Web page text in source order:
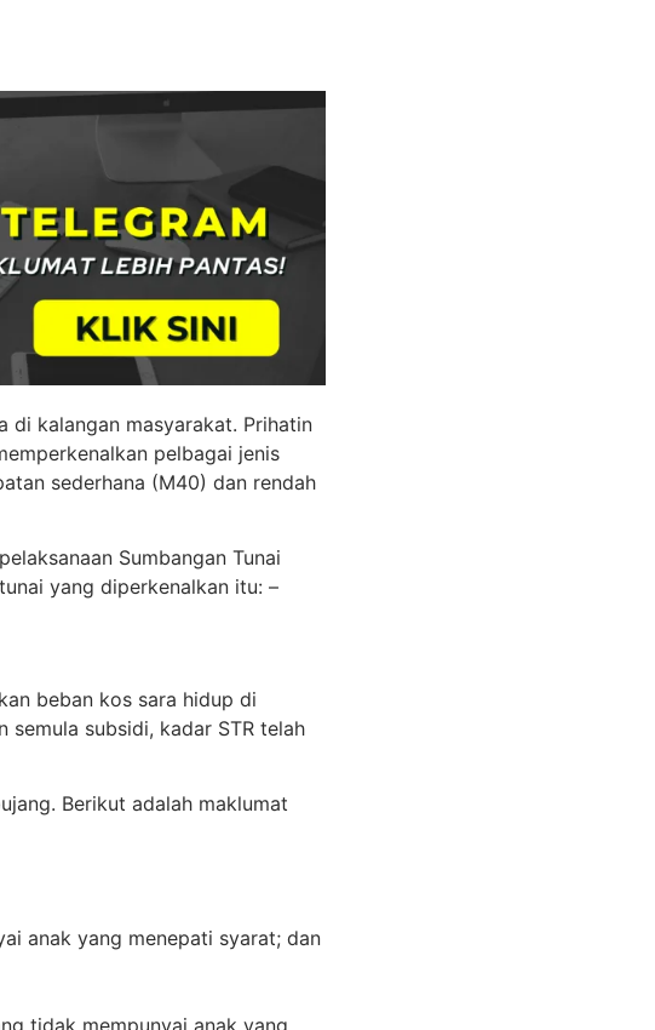
di kalangan masyarakat. Prihatin
pelbagai jenis
sederhana (M40) dan rendah
Sumbangan Tunai
yang diperkenalkan itu: –
beban kos sara hidup di
semula subsidi, kadar STR telah
Berikut adalah maklumat
anak yang menepati syarat; dan
tidak mempunyai anak yang